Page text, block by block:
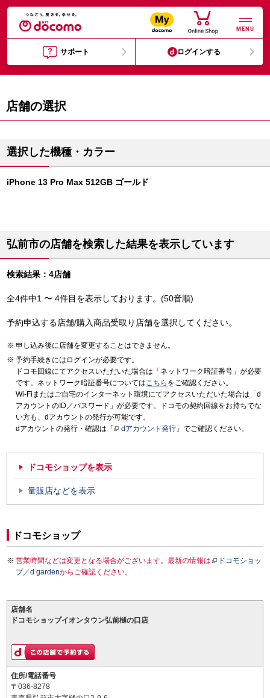
MENU
サポート ログインする
店舗の選択
選択した機種・カラー
iPhone 13 Pro Max 512GB ゴールド
弘前市の店舗を検索した結果を表示しています
検索結果：4店舗
全4件中1 〜 4件目を表示しております。(50音順)
予約申込する店舗/購入商品受取り店舗を選択してください。
申し込み後に店舗を変更することはできません。
予約手続きにはログインが必要です。
ドコモ回線にてアクセスいただいた場合は「ネットワーク暗証番号」が必要
です。ネットワーク暗証番号についてはこちら をご確認ください。
Wi-Fiまたはご自宅のインターネット環境にてアクセスいただいた場合は「d
アカウントのID／パスワード」が必要です。ドコモの契約回線をお持ちでな
い方も、dアカウントの発行が可能です。
dアカウントの発行・確認は「
dアカウント発行 」でご確認ください。
ドコモショップを表示
量販店などを表示
ドコモショップ
営業時間などは変更となる場合がございます。最新の情報は
ドコモショッ
プ／d gardenからご確認ください。
店舗名
ドコモショップイオンタウン弘前樋の口店
住所/電話番号
〒036-8278